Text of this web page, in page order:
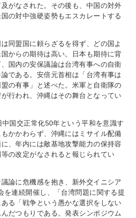
がなされた。その後も、中国の対外
の対中強硬姿勢もエスカレートする
同盟国に頼らざるを得ず、どの国よ
からの期待は高い。日本も期待に背
国内の安保議論は台湾有事への自衛
である。安倍元首相は「台湾有事は
の有事」と述べた。米軍と自衛隊の
行われ、沖縄はその舞台となってい
国交正常化50年という平和を意識す
かかわらず、沖縄にはミサイル配備
、年内には敵基地攻撃能力の保持容
の改定がなされると報じられてい
論に危機感を抱き、新外交イニシア
を連続開催し、「台湾問題に関する提
る「戦争という愚かな選択をしない
だつもりである。発表シンポジウム